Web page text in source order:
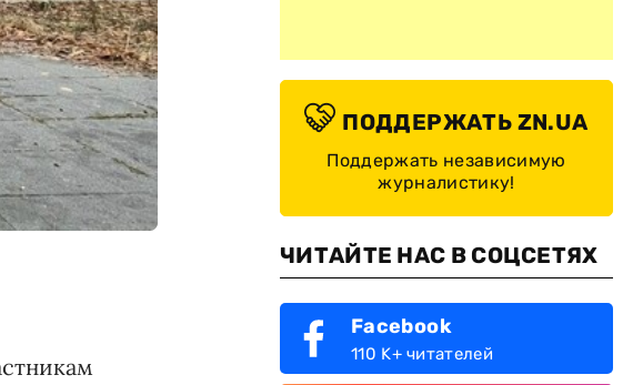
ПОДДЕРЖАТЬ ZN.UA
Поддержать независимую
журналистику!
ЧИТАЙТЕ НАС В СОЦСЕТЯХ
Facebook
110 K+ читателей